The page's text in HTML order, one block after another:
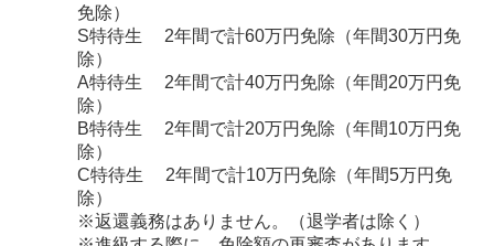
免除）
S特待生 2年間で計60万円免除（年間30万円免
除）
A特待生 2年間で計40万円免除（年間20万円免
除）
B特待生 2年間で計20万円免除（年間10万円免
除）
C特待生 2年間で計10万円免除（年間5万円免
除）
※返還義務はありません。（退学者は除く）